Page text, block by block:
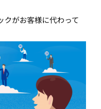
クがお客様に代わって